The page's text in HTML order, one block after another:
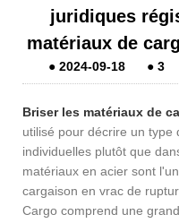
juridiques
matériaux de
● 2024-09-18 ● 3
Briser les matériaux de
utilisé pour décrire un
individuelles plutôt que
matériaux en acier sont
cargaison en vrac de
Cargo comprend une